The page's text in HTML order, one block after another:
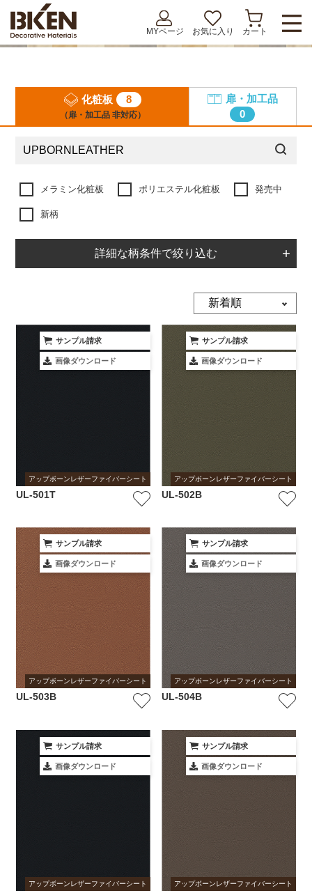
MYページ お気に入り カート
化粧板 8
（扉・加工品 非対応）
扉・加工品
0
メラミン化粧板 ポリエステル化粧板 発売中
新柄
詳細な柄条件で絞り込む
サンプル請求
画像ダウンロード
アップボーンレザーファイバーシート
UL-501T
サンプル請求
画像ダウンロード
アップボーンレザーファイバーシート
UL-502B
サンプル請求
画像ダウンロード
アップボーンレザーファイバーシート
UL-503B
サンプル請求
画像ダウンロード
アップボーンレザーファイバーシート
UL-504B
サンプル請求
画像ダウンロード
アップボーンレザーファイバーシート
サンプル請求
画像ダウンロード
アップボーンレザーファイバーシート